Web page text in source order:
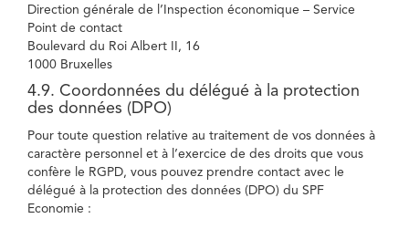
Direction générale de l’Inspection économique – Service
Point de contact
Boulevard du Roi Albert II, 16
1000 Bruxelles
4.9. Coordonnées du délégué à la protection
des données (DPO)
Pour toute question relative au traitement de vos données à
caractère personnel et à l’exercice de des droits que vous
confère le RGPD, vous pouvez prendre contact avec le
délégué à la protection des données (DPO) du SPF
Economie :